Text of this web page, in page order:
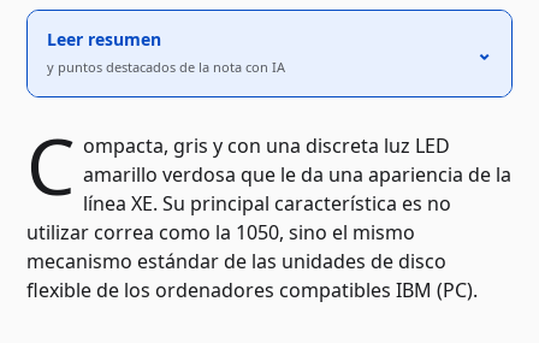
Leer resumen
y puntos destacados de la nota con IA
⌃
C ompacta, gris y con una discreta luz LED
amarillo verdosa que le da una apariencia de la
línea XE. Su principal característica es no
utilizar correa como la 1050, sino el mismo
mecanismo estándar de las unidades de disco
flexible de los ordenadores compatibles IBM (PC).